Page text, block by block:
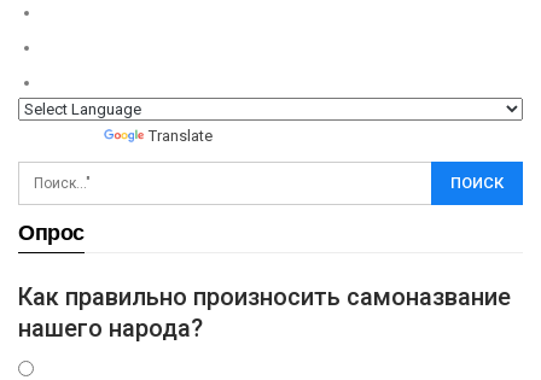
Translate
Опрос
Как правильно произносить самоназвание
нашего народа?